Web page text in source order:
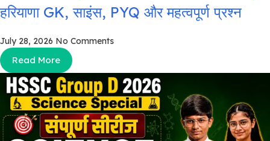
हरियाणा GK, साइंस, PYQ और महत्वपूर्ण प्रश्न
July 28, 2026 No Comments
Read More